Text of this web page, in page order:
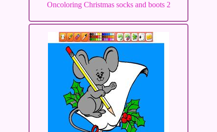
Oncoloring Christmas socks and boots 2